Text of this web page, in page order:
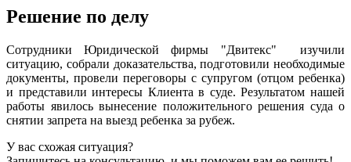
Решение по делу
Сотрудники Юридической фирмы "Двитекс" изучили
ситуацию, собрали доказательства, подготовили необходимые
документы, провели переговоры с супругом (отцом ребенка)
и представили интересы Клиента в суде. Результатом нашей
работы явилось вынесение положительного решения суда о
снятии запрета на выезд ребенка за рубеж.
У вас схожая ситуация?